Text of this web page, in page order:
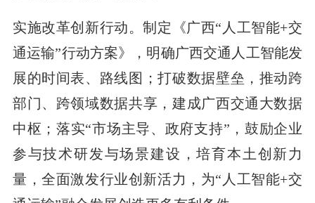
实施改革创新行动。制定《广西“人工智能+交
通运输”行动方案》，明确广西交通人工智能发
展的时间表、路线图；打破数据壁垒，推动跨
部门、跨领域数据共享，建成广西交通大数据
中枢；落实“市场主导、政府支持”，鼓励企业
参与技术研发与场景建设，培育本土创新力
量，全面激发行业创新活力，为“人工智能+交